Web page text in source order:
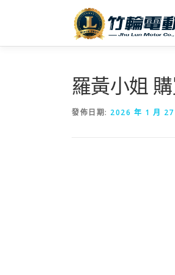
要
羅黃小姐
發佈日期: 2026 年 1 月 27